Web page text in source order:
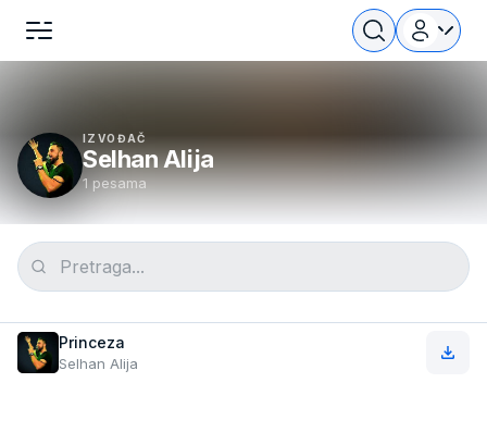
IZVOĐAČ
Selhan Alija
1 pesama
Princeza
Selhan Alija